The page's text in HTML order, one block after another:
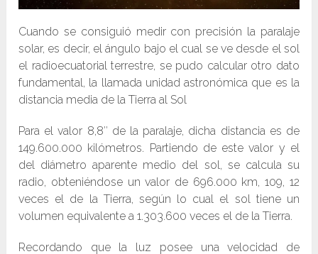
Cuando se consiguió medir con precisión la paralaje
solar, es decir, el ángulo bajo el cual se ve desde el sol
el radioecuatorial terrestre, se pudo calcular otro dato
fundamental, la llamada unidad astronómica que es la
distancia media de la Tierra al Sol
Para el valor 8,8″ de la paralaje, dicha distancia es de
149.600.000 kilómetros. Partiendo de este valor y el
del diámetro aparente medio del sol, se calcula su
radio, obteniéndose un valor de 696.000 km, 109, 12
veces el de la Tierra, según lo cual el sol tiene un
volumen equivalente a 1.303.600 veces el de la Tierra.
Recordando que la luz posee una velocidad de